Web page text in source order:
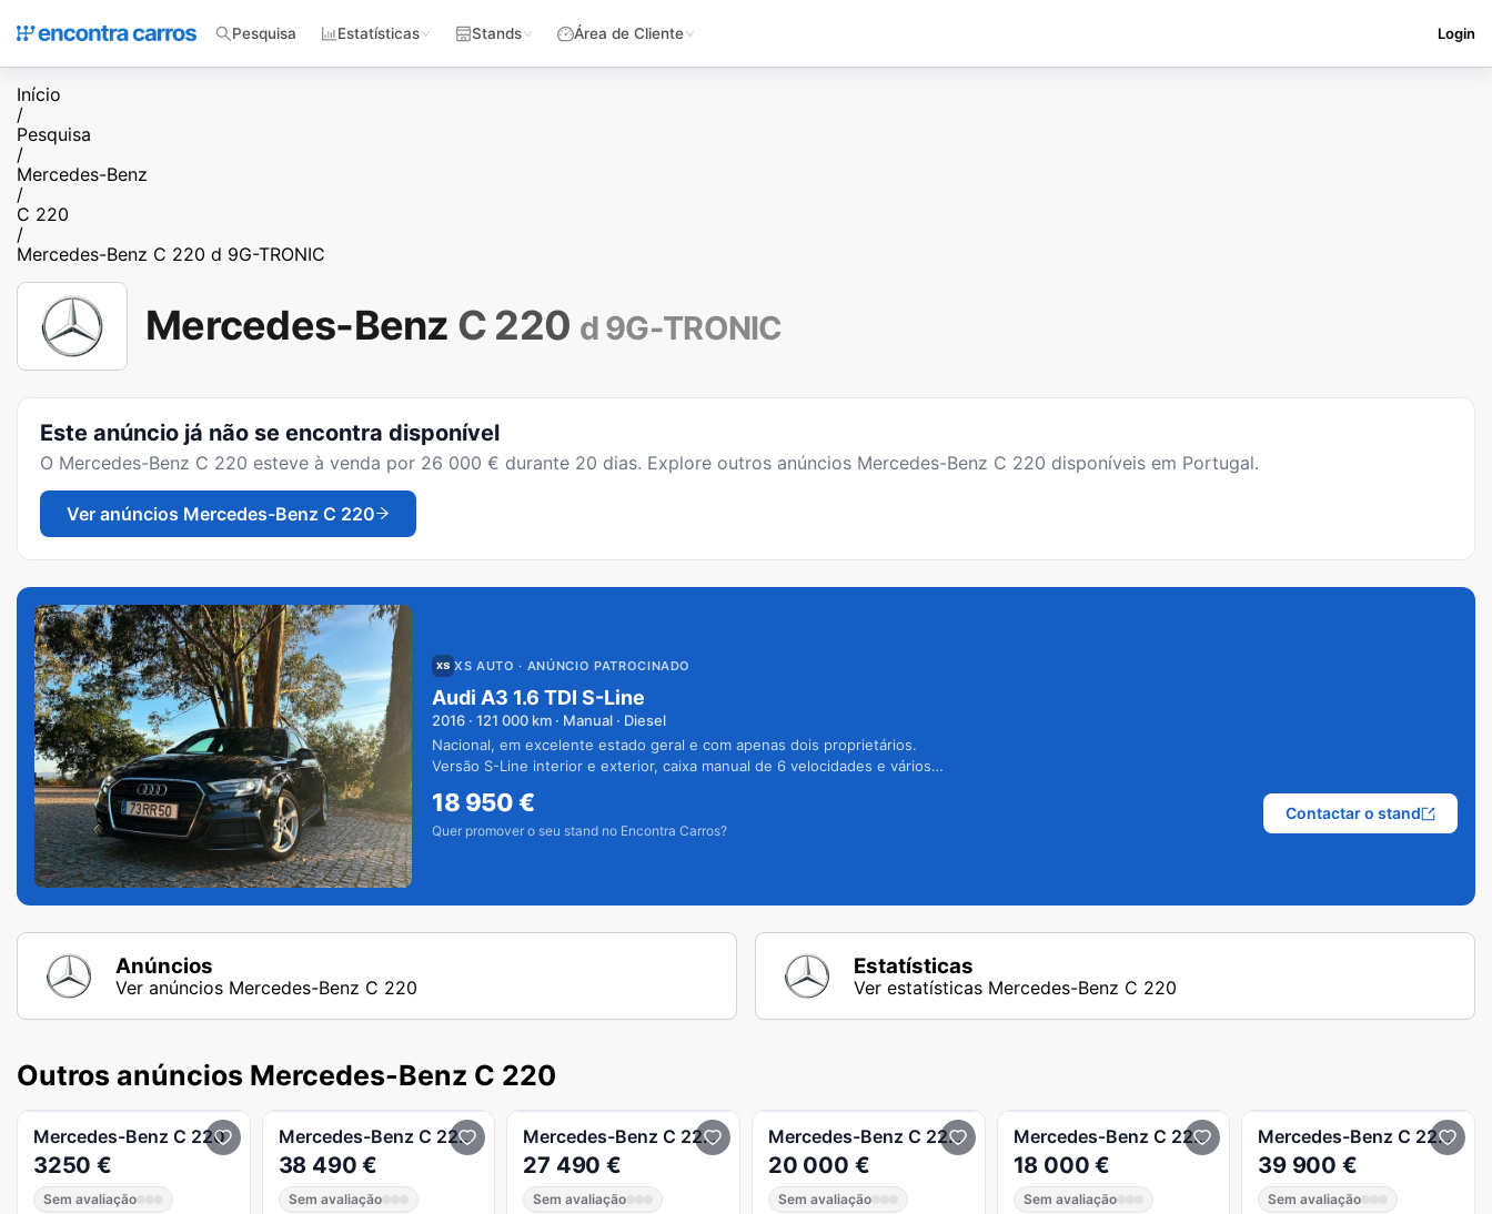
Pesquisa Estatísticas Stands Área de Cliente Login
Início
/
Pesquisa
/
Mercedes-Benz
/
C 220
/
Mercedes-Benz C 220 d 9G-TRONIC
Mercedes-Benz C 220 d 9G-TRONIC
Este anúncio já não se encontra disponível
O Mercedes-Benz C 220 esteve à venda por 26 000 € durante 20 dias. Explore outros anúncios Mercedes-Benz C 220 disponíveis em Portugal.
Ver anúncios Mercedes-Benz C 220
XS AUTO · ANÚNCIO PATROCINADO
Audi A3 1.6 TDI S-Line
2016 · 121 000 km · Manual · Diesel
Nacional, em excelente estado geral e com apenas dois proprietários.
Versão S-Line interior e exterior, caixa manual de 6 velocidades e vários
18 950€
Quer promover o seu stand no Encontra Carros?
Contactar o stand
Anúncios
Ver anúncios Mercedes-Benz C 220
Estatísticas
Ver estatísticas Mercedes-Benz C 220
Outros anúncios Mercedes-Benz C 220
Mercedes-Benz C 220
3250 €
Sem avaliação
Mercedes-Benz C 220 d AMG Line
38 490 €
Sem avaliação
Mercedes-Benz C 220 d Cabrio Aut.
27 490 €
Sem avaliação
Mercedes-Benz C 220 (BlueTEC) d Station 7G-TRONIC Avantgarde
20 000 €
Sem avaliação
Mercedes-Benz C 220 220 Cdi
18 000 €
Sem avaliação
Mercedes-Benz C 220 d
39 900 €
Sem avaliação